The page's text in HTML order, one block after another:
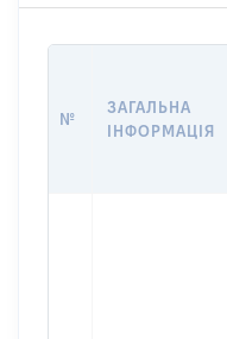
№
ЗАГАЛЬНА
ІНФОРМАЦІЯ